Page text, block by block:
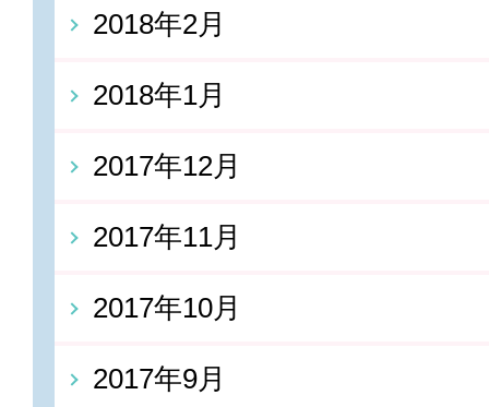
2018年2月
2018年1月
2017年12月
2017年11月
2017年10月
2017年9月